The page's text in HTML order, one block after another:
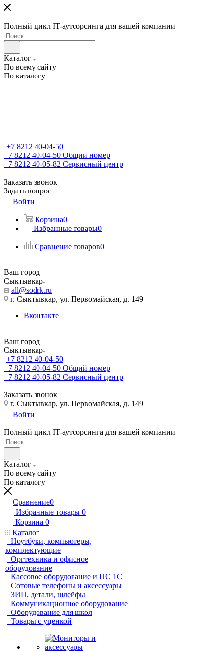
Полный цикл IT-аутсорсинга для вашей компании
Каталог
По всему сайту
По каталогу
+7 8212 40-04-50
+7 8212 40-04-50 Общий номер
+7 8212 40-05-82 Сервисный центр
Заказать звонок
Задать вопрос
Войти
Корзина0
Избранные товары0
Сравнение товаров0
Ваш город
Сыктывкар
all@sodrk.ru
г. Сыктывкар, ул. Первомайская, д. 149
Вконтакте
Ваш город
Сыктывкар
+7 8212 40-04-50
+7 8212 40-04-50 Общий номер
+7 8212 40-05-82 Сервисный центр
Заказать звонок
г. Сыктывкар, ул. Первомайская, д. 149
Войти
Полный цикл IT-аутсорсинга для вашей компании
Каталог
По всему сайту
По каталогу
Сравнение0
Избранные товары 0
Корзина 0
Каталог
Ноутбуки, компьютеры,
комплектующие
Оргтехника и офисное
оборудование
Кассовое оборудование и ПО 1С
Сотовые телефоны и аксессуары
ЗИП, детали, шлейфы
Коммуникационное оборудование
Оборудование для школ
Товары с уценкой